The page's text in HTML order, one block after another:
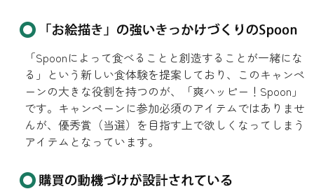
「Spoonによって食べることと創造することが一緒にな
る」という新しい食体験を提案しており、このキャンペ
ーンの大きな役割を持つのが、「爽ハッピー！Spoon」
です。キャンペーンに参加必須のアイテムではありませ
んが、優秀賞（当選）を目指す上で欲しくなってしまう
アイテムとなっています。